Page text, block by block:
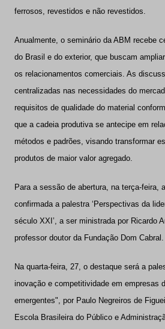
ferrosos, revestidos e não revestidos.
Anualmente, o seminário da ABM recebe
do Brasil e do exterior, que buscam
os relacionamentos comerciais. As
centralizadas nas necessidades do
requisitos de qualidade do material
que a cadeia produtiva se antecipe em
métodos e padrões, visando transformar
produtos de maior valor agregado.
Para a sessão de abertura, na terça-feira,
confirmada a palestra ‘Perspectivas da
século XXI’, a ser ministrada por Ricardo
professor doutor da Fundação Dom Cabral.
Na quarta-feira, 27, o destaque será a
inovação e competitividade em empresas
emergentes", por Paulo Negreiros de
Escola Brasileira do Público e